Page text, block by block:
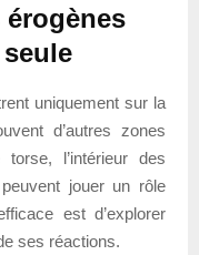
uniquement sur la
d’autres zones
l’intérieur des
jouer un rôle
est d’explorer
ses réactions.